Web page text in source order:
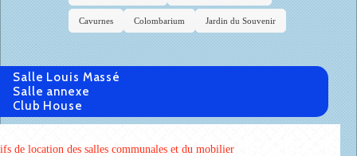
Cavurnes Colombarium Jardin du Souvenir
Salle Louis Massé
Salle annexe
Club House
de location des salles communales et du mobilier